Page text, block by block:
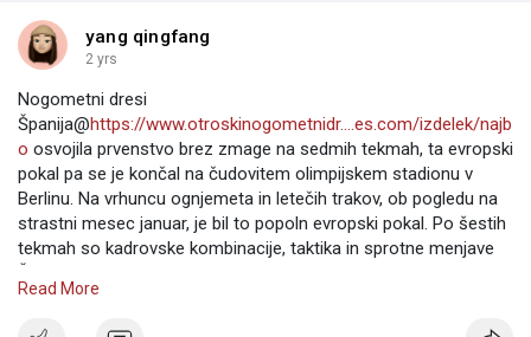
yang qingfang
2 yrs
Nogometni dresi
Španija@https://www.otroskinogometnidr....es.com/izdelek/najb
o osvojila prvenstvo brez zmage na sedmih tekmah, ta evropski
pokal pa se je končal na čudovitem olimpijskem stadionu v
Berlinu. Na vrhuncu ognjemeta in letečih trakov, ob pogledu na
strastni mesec januar, je bil to popoln evropski pokal. Po šestih
tekmah so kadrovske kombinacije, taktika in sprotne menjave
selektor Southgate, ki so ga zasliševali mediji in navijači, je
Read More